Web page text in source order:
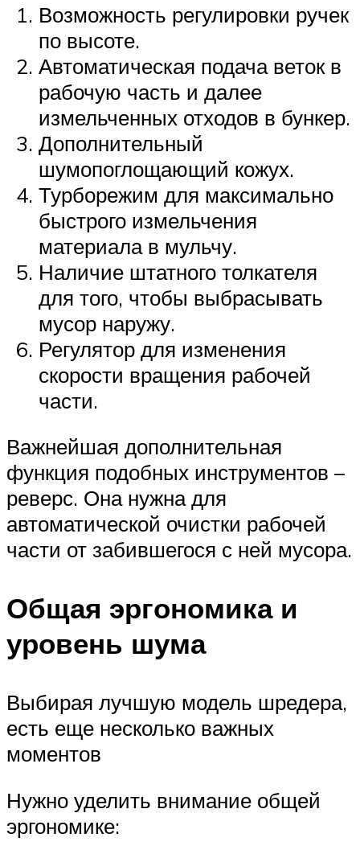
Возможность регулировки ручек
по высоте.
Автоматическая подача веток в
рабочую часть и далее
измельченных отходов в бункер.
Дополнительный
шумопоглощающий кожух.
Турборежим для максимально
быстрого измельчения
материала в мульчу.
Наличие штатного толкателя
для того, чтобы выбрасывать
мусор наружу.
Регулятор для изменения
скорости вращения рабочей
части.
Важнейшая дополнительная
функция подобных инструментов –
реверс. Она нужна для
автоматической очистки рабочей
части от забившегося с ней мусора.
Общая эргономика и
уровень шума
Выбирая лучшую модель шредера,
есть еще несколько важных
моментов
Нужно уделить внимание общей
эргономике: